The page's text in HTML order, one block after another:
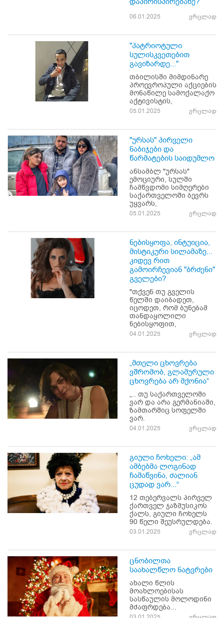
06.01.2025 ვრცლად
"პატრიოტული
სულისკვეთებით
გავიზარდე..."
თბილისში მიმდინარე
პროევროპული აქციების
მონაწილე სამოქალაქო
აქტივისტის,
05.01.2025 ვრცლად
"ურსას" პირველი
ნაბიჯები და
წარმატების საიდუმლო
ანსამბლ "ურსას"
ემოციური, სულში
ჩამწვდომი სიმღერები
საქართველოში ბევრს
უყვარს,
05.01.2025 ვრცლად
ნებისყოფა, ინტუიცია,
მისტიკური სილამაზე...
კიდევ რით
გამოირჩევიან "ბრძენი"
გველები?
"თქვენ თუ გველის
წელში დაიბადეთ,
იცოდეთ, რომ ბუნებამ
თანდაყოლილი
ნებისყოფით,
04.01.2025 ვრცლად
„მთელი ცხოვრება
ვშრომობ, გლამურული
ცხოვრება არ მქონია“
„.. თუ საქართველოში
ვარ და არა გერმანიაში,
ზამთარშიც სოფელში
ვარ.
04.01.2025 ვრცლად
გიული ჩოხელი: „ამ
ამბებმა ლოგინად
ჩამაწვინა, ძალიან
ცუდად ვარ...“
12 თებერვალს პირველ
ქართველ ჯაზმუსიკოს
ქალს, გიული ჩოხელს
90 წელი შეუსრულდება.
03.01.2025 ვრცლად
ცნობილთა
საახალწლო ნატვრები
ახალი წლის
მოახლოებისას
სასწაულის მოლოდინი
მძაფრდება...